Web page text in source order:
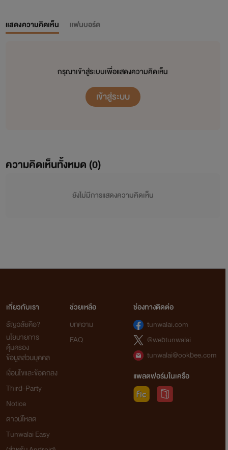
แสดงความคิดเห็น แฟนบอร์ด
กรุณาเข้าสู่ระบบเพื่อแสดงความคิดเห็น
เข้าสู่ระบบ
ความคิดเห็นทั้งหมด (0)
ยังไม่มีการแสดงความคิดเห็น
เกี่ยวกับเรา
ธัญวลัยคือ?
นโยบายการ
คุ้มครอง
ข้อมูลส่วนบุคคล
เงื่อนไขและข้อตกลง
Third-Party
Notice
ดาวน์โหลด
Tunwalai Easy
ช่วยเหลือ
บทความ
FAQ
ช่องทางติดต่อ
tunwalai.com
@webtunwalai
tunwalai@ookbee.com
แพลตฟอร์มในเครือ